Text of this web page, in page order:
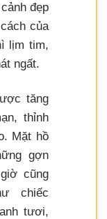
đẹp
của
lịm tim,
ngất.
tăng
thỉnh
Mặt hồ
gợn
cũng
chiếc
tươi,